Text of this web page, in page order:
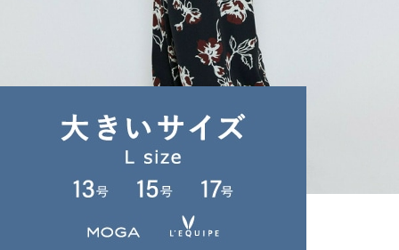
(ぱんつ) /